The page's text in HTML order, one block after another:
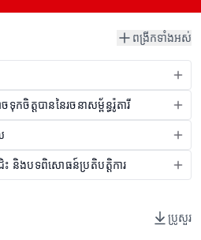
ពង្រីកទាំងអស់
កចិត្តបាននៃរចនាសម្ព័ន្ធរ៉ូតារី
ះ និងបទពិសោធន៍ប្រតិបត្តិការ
ប្រូសួរ